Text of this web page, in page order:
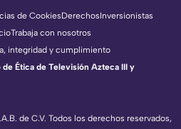
de C.V. Todos los derechos reservados,
de CookiesDerechosInversionistas
Trabaja con nosotros
integridad y cumplimiento
Ética de Televisión Azteca III y